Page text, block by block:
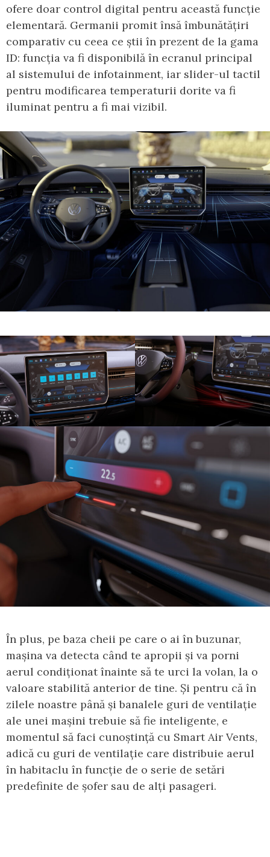
ofere doar control digital pentru această funcție
elementară. Germanii promit însă îmbunătățiri
comparativ cu ceea ce știi în prezent de la gama
ID: funcția va fi disponibilă în ecranul principal
al sistemului de infotainment, iar slider-ul tactil
pentru modificarea temperaturii dorite va fi
iluminat pentru a fi mai vizibil.
În plus, pe baza cheii pe care o ai în buzunar,
mașina va detecta când te apropii și va porni
aerul condiționat înainte să te urci la volan, la o
valoare stabilită anterior de tine. Și pentru că în
zilele noastre până și banalele guri de ventilație
ale unei mașini trebuie să fie inteligente, e
momentul să faci cunoștință cu Smart Air Vents,
adică cu guri de ventilație care distribuie aerul
în habitaclu în funcție de o serie de setări
predefinite de șofer sau de alți pasageri.